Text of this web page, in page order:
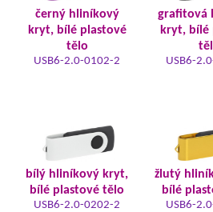
černý hliníkový
kryt, bílé plastové
tělo
USB6-2.0-0102-2
grafitová
kryt, bílé
USB6-
bílý hliníkový kryt,
bílé plastové tělo
USB6-2.0-0202-2
žlutý
bílé
USB6-